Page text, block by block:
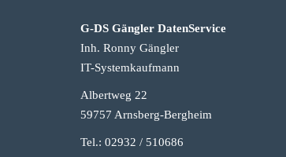
G-DS Gängler DatenService
Inh. Ronny Gängler
IT-Systemkaufmann
Albertweg 22
59757 Arnsberg-Bergheim
Tel.: 02932 / 510686